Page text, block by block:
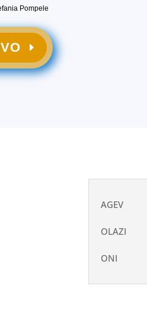
Pompele
AGEV
OLAZI
ONI